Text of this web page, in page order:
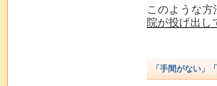
このような方
院が投げ出し
「手間がない」